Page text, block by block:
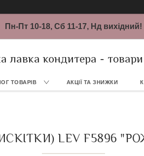
Пн-Пт 10-18, Сб 11-17, Нд вихідний!
лавка кондитера -
ТОВАРІВ АКЦІЇ ТА ЗНИЖКИ
LEV F5896